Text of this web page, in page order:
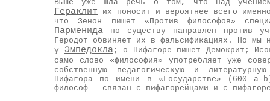
Выше уже шла речь о том, что над учением
Гераклит их поносит и вероятнее всего
что Зенон пишет «Против философов»
Парменида по существу направлен против
Геродот обвиняет их в фальсификациях. Но мы
у Эмпедокла; о Пифагоре пишет Демокрит;
само слово «философия» употребляет уже
собственную педагогическую и
Пифагора по имени в «Государстве» (600
философ — связан с пифагорейцами и с